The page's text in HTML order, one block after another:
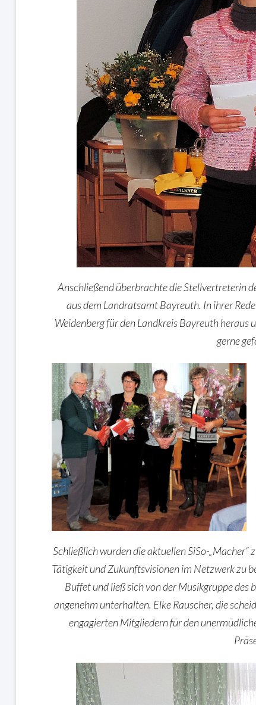
Anschließend überbrachte die Stellvertreterin
aus dem Landratsamt Bayreuth. In ihrer
Weidenberg für den Landkreis Bayreuth heraus
gerne
Schließlich wurden die aktuellen SiSo-
Tätigkeit und Zukunftsvisionen im Netzwerk zu
Buffet und ließ sich von der Musikgruppe
angenehm unterhalten. Elke Rauscher, die
engagierten Mitgliedern für den